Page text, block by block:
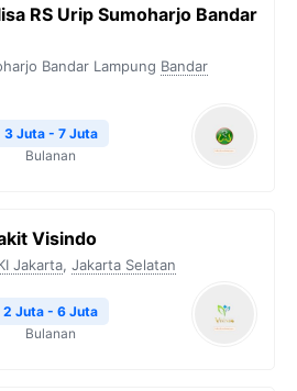
RS Urip Sumoharjo Bandar
Bandar Lampung Bandar
3 Juta - 7 Juta
Bulanan
Visindo
Jakarta, Jakarta Selatan
2 Juta - 6 Juta
Bulanan